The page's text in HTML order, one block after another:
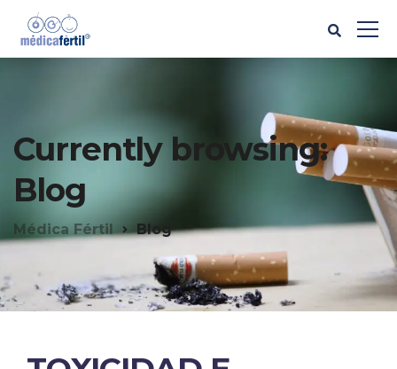
Currently browsing:
Blog
Médica Fértil Blog